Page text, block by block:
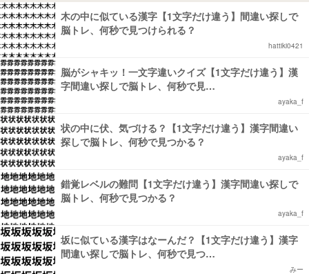
木の中に似ている漢字【1文字だけ違う】間違い探しで
脳トレ、何秒で見つけられる？
hattiki0421
脳がシャキッ！一文字違いクイズ【1文字だけ違う】漢
字間違い探しで脳トレ、何秒で見…
ayaka_f
状の中に伏、気づける？【1文字だけ違う】漢字間違い
探しで脳トレ、何秒で見つかる？
ayaka_f
錯覚レベルの難問【1文字だけ違う】漢字間違い探しで
脳トレ、何秒で見つかる？
ayaka_f
坂に似ている漢字はなーんだ？【1文字だけ違う】漢字
間違い探しで脳トレ、何秒で見つ…
みー